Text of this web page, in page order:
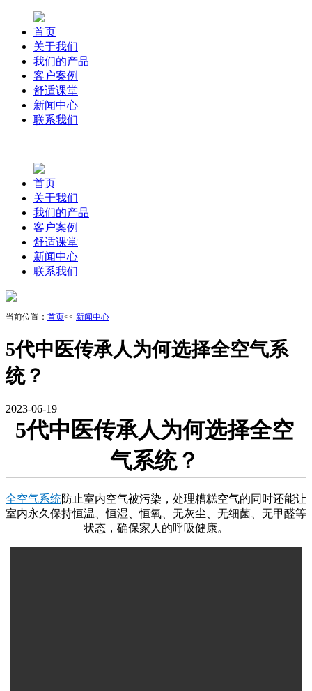
首页
关于我们
我们的产品
客户案例
舒适课堂
新闻中心
联系我们
首页
关于我们
我们的产品
客户案例
舒适课堂
新闻中心
联系我们
当前位置： 首页<< 新闻中心
5代中医传承人为何选择全空气系
统？
2023-06-19
5代中医传承人为何选择全空
气系统？
全空气系统防止室内空气被污染，处理糟糕空气的同时还能让
室内永久保持恒温、恒湿、恒氧、无灰尘、无细菌、无甲醛等
状态，确保家人的呼吸健康。